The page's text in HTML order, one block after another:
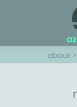
about >